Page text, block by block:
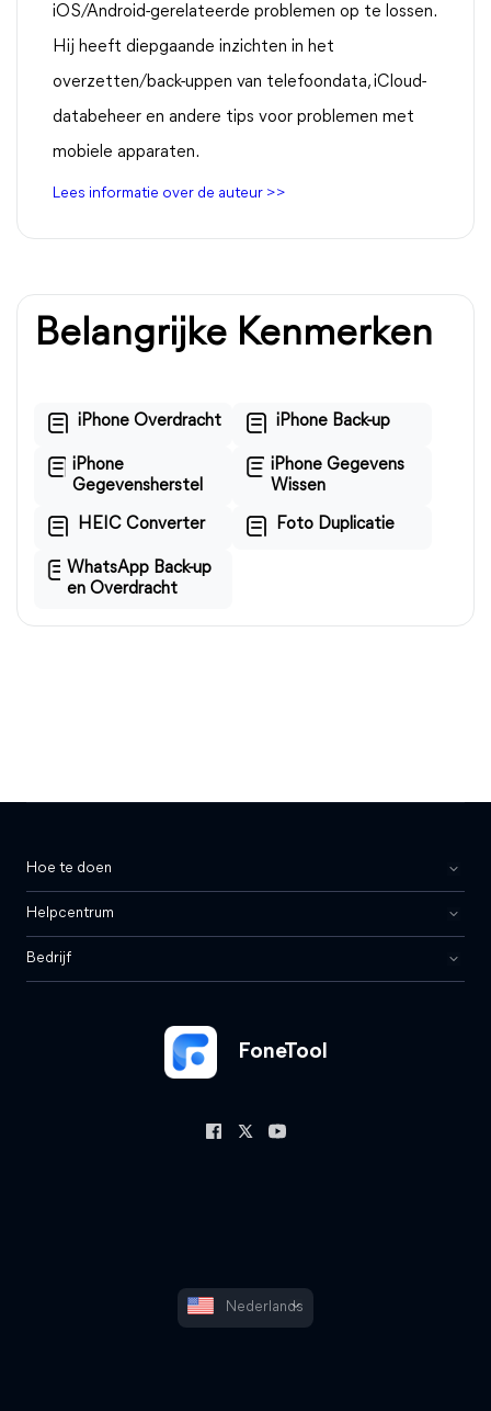
iOS/Android-gerelateerde problemen op te lossen.
Hij heeft diepgaande inzichten in het
overzetten/back-uppen van telefoondata, iCloud-
databeheer en andere tips voor problemen met
mobiele apparaten.
Lees informatie over de auteur >>
Belangrijke Kenmerken
iPhone Overdracht iPhone Back-up
iPhone
Gegevensherstel
iPhone Gegevens
Wissen
HEIC Converter Foto Duplicatie
WhatsApp Back-up
en Overdracht
FoneTool
Nederlands
Hoe te doen
Helpcentrum
Bedrijf